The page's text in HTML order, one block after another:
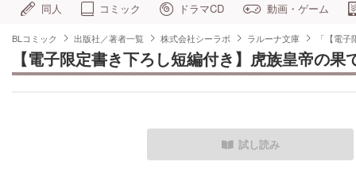
同人 コミック ドラマCD 動画・ゲーム
BLコミック 出版社／著者一覧 株式会社シーラボ ラルーナ文庫 「【電
【電子限定書き下ろし短編付き】虎族皇帝の果
試し読み